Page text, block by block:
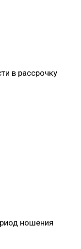
в рассрочку
ношения